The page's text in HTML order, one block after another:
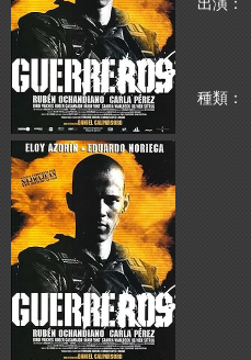
出演
種類